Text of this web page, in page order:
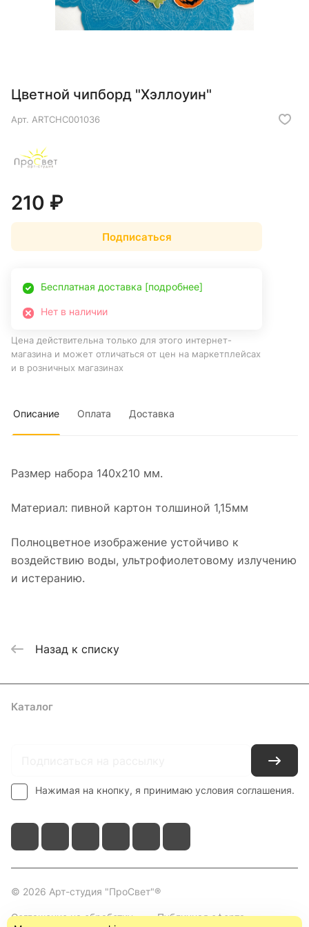
Цветной чипборд "Хэллоуин"
Арт. ARTCHC001036
210 ₽
Подписаться
Бесплатная доставка [подробнее]
Нет в наличии
Цена действительна только для этого интернет-
магазина и может отличаться от цен на маркетплейсах
и в розничных магазинах
Описание Оплата Доставка
Размер набора 140х210 мм.
Материал: пивной картон толшиной 1,15мм
Полноцветное изображение устойчиво к
воздействию воды, ультрофиолетовому излучению
и истеранию.
Назад к списку
Каталог
Нажимая на кнопку, я принимаю условия соглашения.
© 2026 Арт-студия "ПроСвет"®
Соглашение на обработку
Публичная оферта